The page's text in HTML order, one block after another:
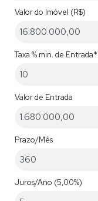
Valor do Imóvel (R$)
Taxa % min. de Entrada*
Valor de Entrada
Prazo/Mês
Juros/Ano (5,00%)